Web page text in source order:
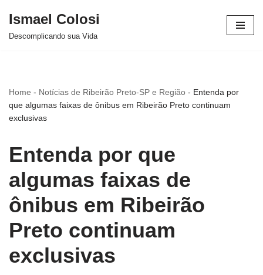
Avançar
Ismael Colosi
Descomplicando sua Vida
Home - Notícias de Ribeirão Preto-SP e Região - Entenda por
que algumas faixas de ônibus em Ribeirão Preto continuam
exclusivas
Entenda por que
algumas faixas de
ônibus em Ribeirão
Preto continuam
exclusivas